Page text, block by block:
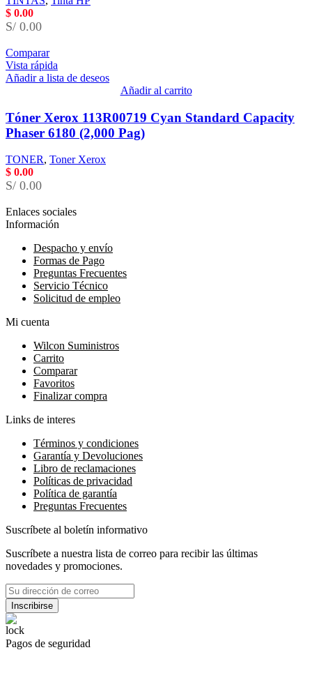
$ 0.00
S/ 0.00
Comparar
Vista rápida
Añadir a lista de deseos
Añadir al carrito
Tóner Xerox 113R00719 Cyan Standard Capacity
Phaser 6180 (2,000 Pag)
TONER, Toner Xerox
$ 0.00
S/ 0.00
Enlaces sociales
Información
Despacho y envío
Formas de Pago
Preguntas Frecuentes
Servicio Técnico
Solicitud de empleo
Mi cuenta
Wilcon Suministros
Carrito
Comparar
Favoritos
Finalizar compra
Links de interes
Términos y condiciones
Garantía y Devoluciones
Libro de reclamaciones
Políticas de privacidad
Política de garantía
Preguntas Frecuentes
Suscríbete al boletín informativo
Suscríbete a nuestra lista de correo para recibir las últimas
novedades y promociones.
Pagos de seguridad